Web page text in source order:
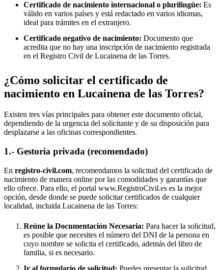
Certificado de nacimiento internacional o plurilingüe: Es
válido en varios países y está redactado en varios idiomas,
ideal para trámites en el extranjero.
Certificado negativo de nacimiento: Documento que
acredita que no hay una inscripción de nacimiento registrada
en el Registro Civil de Lucainena de las Torres.
¿Cómo solicitar el certificado de
nacimiento en Lucainena de las Torres?
Existen tres vías principales para obtener este documento oficial,
dependiendo de la urgencia del solicitante y de su disposición para
desplazarse a las oficinas correspondientes.
1.- Gestoria privada (recomendado)
En registro-civil.com, recomendamos la solicitud del certificado de
nacimiento de manera online por las comodidades y garantías que
ello ofrece. Para ello, el portal www.RegistroCivil.es es la mejor
opción, desde donde se puede solicitar certificados de cualquier
localidad, incluida Lucainena de las Torres:
Reúne la Documentación Necesaria: Para hacer la solicitud,
es posible que necesites el número del DNI de la persona en
cuyo nombre se solicita el certificado, además del libro de
familia, si es necesario.
Ir al formulario de solicitud: Puedes presentar la solicitud